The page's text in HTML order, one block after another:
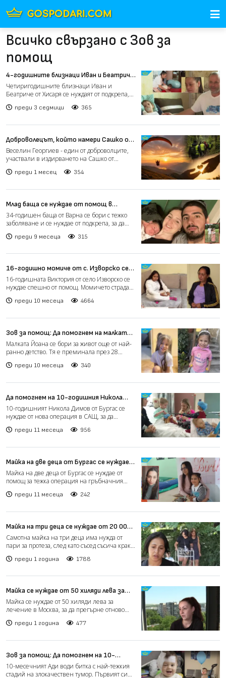
Всичко свързано с Зов за
помощ
4-годишните близнаци Иван и Беатриче
се нуждаят от средства за лечение в
Турция (видео)
Четиригодишните близнаци Иван и
Беатриче от Хисаря се нуждаят от подкрепа,
преди 3 седмици 365
Доброволецът, който намери Сашко от
Перник, днес има нужда от помощ
Веселин Георгиев - един от доброволците,
участвали в издирването на Сашко от
преди 1 месец 354
Млад баща се нуждае от помощ в
битката с множествена склероза
34-годишен баща от Варна се бори с тежко
заболяване и се нуждае от подкрепа, за да
преди 9 месеца 315
16-годишно момиче от с. Изворско се
нуждае от животоспасяваща операция
в чужбина (видео)
16-годишната Виктория от село Изворско се
нуждае спешно от помощ. Момичето страда
преди 10 месеца 4664
Зов за помощ: Да помогнем на малката
Йоана да има нормално детство
Малката Йоана се бори за живот още от най-
ранно детство. Тя е преминала през 28
преди 10 месеца 340
Да помогнем на 10-годишния Никола
Димов от Бургас да продължи да се
движи свободно
10-годишният Никола Димов от Бургас се
нуждае от нова операция в САЩ, за да
преди 11 месеца 956
Майка на две деца от Бургас се нуждае
от помощ за тежка операция на
гръбначния стълб
Майка на две деца от Бургас се нуждае от
помощ за тежка операция на гръбначния
преди 11 месеца 242
Майка на три деца се нуждае от 20 000
лева за протеза, след като съсед съсича
крака ѝ с брадва
Самотна майка на три деца има нужда от
пари за протеза, след като съсед съсича крака
преди 1 година 1788
Майка се нуждае от 50 хиляди лева за
лечение в Москва, за да прегърне отново
децата си (видео)
Майка се нуждае от 50 хиляди лева за
лечение в Москва, за да прегърне отново
преди 1 година 477
Зов за помощ: Да помогнем на 10-
месечния Ади в битката с най-тежкия
стадий на злокачествен тумор (видео)
10-месечният Ади води битка с най-тежкия
стадий на злокачествен тумор. Първият си